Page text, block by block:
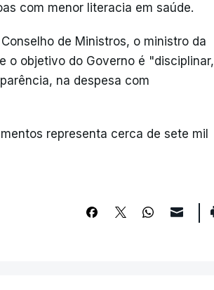
com menor literacia em saúde.
de Ministros, o ministro da
o objetivo do Governo é "disciplinar,
na despesa com
representa cerca de sete mil